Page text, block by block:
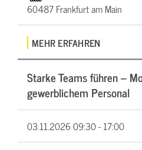
60487 Frankfurt am Main
MEHR ERFAHREN
Starke Teams führen –
gewerblichem Personal
03.11.202609:30 - 17:00